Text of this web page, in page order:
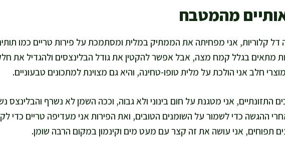
מהמטבח
קלוריות, אני מפחיתה את הממתיק במלית ומסתמכת על פירות טריים כמו
מתאים בגלל קמח מצה, אבל אפשר להקטין את גודל הבלינצסים ולהגדיל את
חלב אני הולכת על מלית טופו-טחינה, והיא גם מצוינת למתכונים טבעוניים.
התזונתיים, אני מטגנת על חום בינוני ולא גבוה, וככה השמן לא נשרף והבלינצס
ההגשה כדי לשמור על השומנים הטובים, ואת הפירות אני מעדיפה טריים כדי
תפוחים, אני עושה את זה קצר עם מעט מים וקינמון במקום הרבה שומן.